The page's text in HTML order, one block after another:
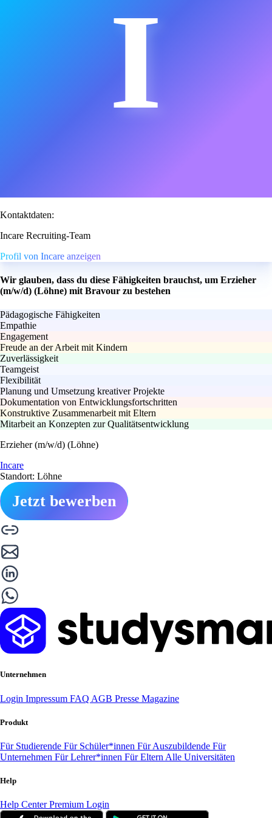
I
Kontaktdaten:
Incare Recruiting-Team
Profil von Incare anzeigen
Wir glauben, dass du diese Fähigkeiten brauchst, um Erzieher
(m/w/d) (Löhne) mit Bravour zu bestehen
Pädagogische Fähigkeiten
Empathie
Engagement
Freude an der Arbeit mit Kindern
Zuverlässigkeit
Teamgeist
Flexibilität
Planung und Umsetzung kreativer Projekte
Dokumentation von Entwicklungsfortschritten
Konstruktive Zusammenarbeit mit Eltern
Mitarbeit an Konzepten zur Qualitätsentwicklung
Erzieher (m/w/d) (Löhne)
Incare
Standort: Löhne
Jetzt bewerben
Unternehmen
Login Impressum FAQ AGB Presse Magazine
Produkt
Für Studierende Für Schüler*innen Für Auszubildende Für
Unternehmen Für Lehrer*innen Für Eltern Alle Universitäten
Help
Help CenterPremium Login